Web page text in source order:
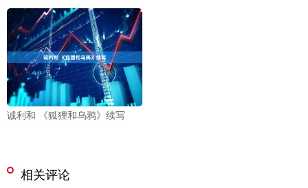
诚利和 《狐狸和乌鸦》续写
相关评论